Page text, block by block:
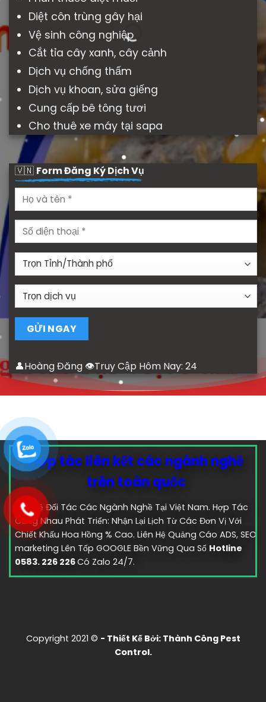
Diệt côn trùng gây hại
Vệ sinh công nghiệp
Cắt tỉa cây xanh, cây cảnh
Dịch vụ chống thấm
Dịch vụ khoan, sửa giếng
Cung cấp bê tông tươi
Cho thuê xe máy tại sapa
🇻🇳 Form Đăng Ký Dịch Vụ
👤Hoàng Đăng 👁Truy Cập Hôm Nay: 24
Hợp tác liên kết các ngành nghề
trên toàn quốc
Liên Hệ Đối Tác Các Ngành Nghề Tại Việt Nam. Hợp Tác
Cùng Nhau Phát Triển: Nhận Lại Lịch Từ Các Đơn Vị Với
Chiết Khấu Hoa Hồng % Cao. Liên Hệ Quảng Cáo ADS, SEO
marketing Lên Tốp GOOGLE Bền Vững Qua Số Hotline
0583. 226 226Có Zalo 24/7.
Copyright 2021 © - Thiết Kế Bởi: Thành Công Pest
Control.